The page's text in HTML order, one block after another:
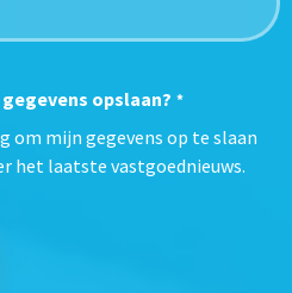
opslaan? *
om mijn gegevens op te slaan
het laatste vastgoednieuws.